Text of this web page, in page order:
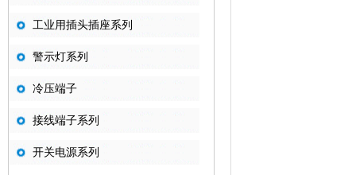
工业用插头插座系列
警示灯系列
冷压端子
接线端子系列
开关电源系列